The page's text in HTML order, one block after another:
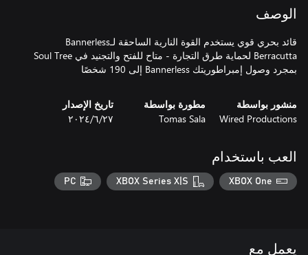
الوصف
قائد بحري قوي يستخدم القوة النارية الساحقة لـBannerless
Berracutta لحماية طرق التجارة - متاح للفتح والتجنيد في Soul Tree
بمجرد وصول إمبراطوريتك Bannerless إلى 190 شخصًا
منشور بواسطة
Wired Productions
مطورة بواسطة
Tomas Sala
تاريخ الإصدار
٢٧‏/٦‏/٢٠٢٤
العب باستخدام
XBOX One
XBOX Series X|S
PC
يعمل مع